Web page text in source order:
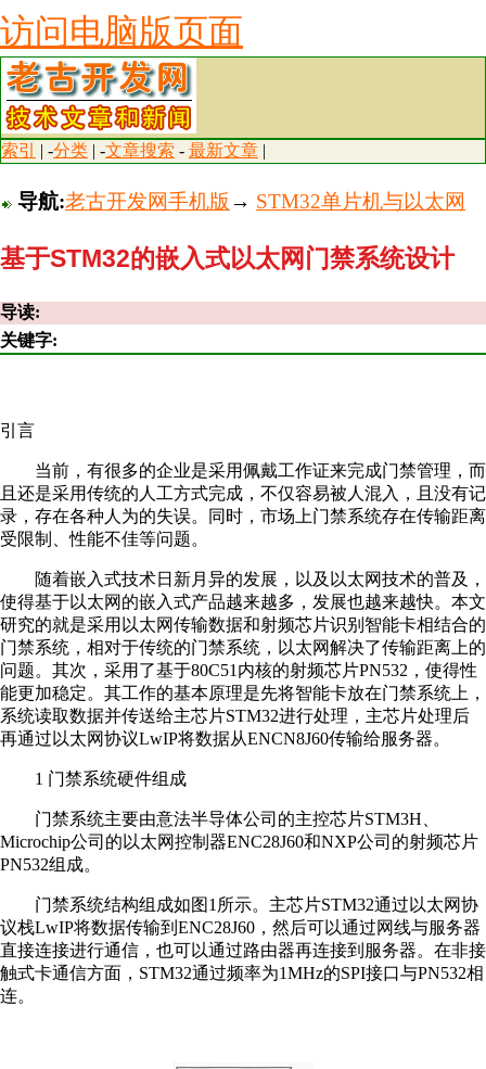
访问电脑版页面
索引 | -分类 | -文章搜索 - 最新文章 |
导航:老古开发网手机版 → STM32单片机与以太网
基于STM32的嵌入式以太网门禁系统设计
导读:
关键字:
引言
当前，有很多的企业是采用佩戴工作证来完成门禁管理，而
且还是采用传统的人工方式完成，不仅容易被人混入，且没有记
录，存在各种人为的失误。同时，市场上门禁系统存在传输距离
受限制、性能不佳等问题。
随着嵌入式技术日新月异的发展，以及以太网技术的普及，
使得基于以太网的嵌入式产品越来越多，发展也越来越快。本文
研究的就是采用以太网传输数据和射频芯片识别智能卡相结合的
门禁系统，相对于传统的门禁系统，以太网解决了传输距离上的
问题。其次，采用了基于80C51内核的射频芯片PN532，使得性
能更加稳定。其工作的基本原理是先将智能卡放在门禁系统上，
系统读取数据并传送给主芯片STM32进行处理，主芯片处理后
再通过以太网协议LwIP将数据从ENCN8J60传输给服务器。
1 门禁系统硬件组成
门禁系统主要由意法半导体公司的主控芯片STM3H、
Microchip公司的以太网控制器ENC28J60和NXP公司的射频芯片
PN532组成。
门禁系统结构组成如图1所示。主芯片STM32通过以太网协
议栈LwIP将数据传输到ENC28J60，然后可以通过网线与服务器
直接连接进行通信，也可以通过路由器再连接到服务器。在非接
触式卡通信方面，STM32通过频率为1MHz的SPI接口与PN532相
连。